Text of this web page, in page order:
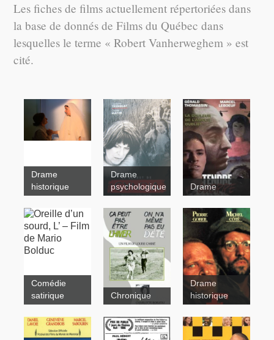
Les fiches de films actuellement répertoriées dans
la base de donnés de Films du Québec dans
lesquelles le terme « Robert Vanherweghem » est
cité.
La route des
cieux
Drame
historique
Le Secret
de Cyndia
Drame
psychologique
Tendre
guerre
Drame
Comédie
satirique
Chronique
Drame
historique